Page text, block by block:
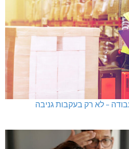
– לא רק בעקבות גניבה